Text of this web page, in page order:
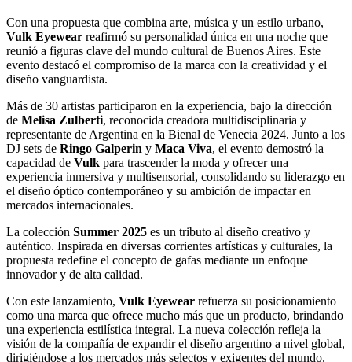
Con una propuesta que combina arte, música y un estilo urbano,
Vulk Eyewear reafirmó su personalidad única en una noche que
reunió a figuras clave del mundo cultural de Buenos Aires. Este
evento destacó el compromiso de la marca con la creatividad y el
diseño vanguardista.
Más de 30 artistas participaron en la experiencia, bajo la dirección
de Melisa Zulberti, reconocida creadora multidisciplinaria y
representante de Argentina en la Bienal de Venecia 2024. Junto a los
DJ sets de Ringo Galperin y Maca Viva, el evento demostró la
capacidad de Vulk para trascender la moda y ofrecer una
experiencia inmersiva y multisensorial, consolidando su liderazgo en
el diseño óptico contemporáneo y su ambición de impactar en
mercados internacionales.
La colección Summer 2025 es un tributo al diseño creativo y
auténtico. Inspirada en diversas corrientes artísticas y culturales, la
propuesta redefine el concepto de gafas mediante un enfoque
innovador y de alta calidad.
Con este lanzamiento, Vulk Eyewear refuerza su posicionamiento
como una marca que ofrece mucho más que un producto, brindando
una experiencia estilística integral. La nueva colección refleja la
visión de la compañía de expandir el diseño argentino a nivel global,
dirigiéndose a los mercados más selectos y exigentes del mundo.